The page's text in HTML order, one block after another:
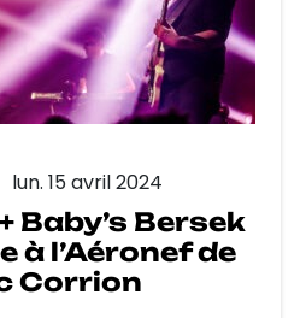
lun. 15 avril 2024
Baby’s Bersek
à l’Aéronef de
Corrion